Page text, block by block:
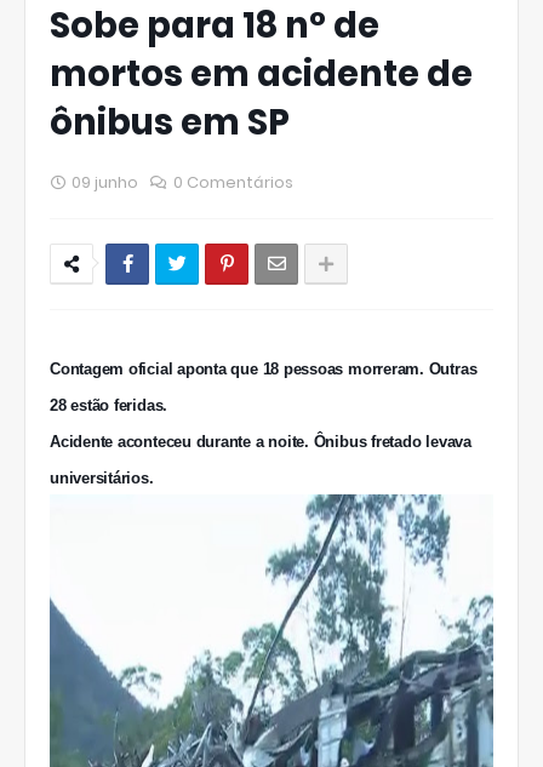
Sobe para 18 n° de
mortos em acidente de
ônibus em SP
09 junho 0 Comentários
Contagem oficial aponta que 18 pessoas morreram. Outras
28 estão feridas.
Acidente aconteceu durante a noite. Ônibus fretado levava
universitários.